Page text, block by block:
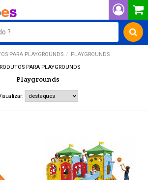
PARA PLAYGROUNDS
PLAYGROUNDS
PARA PLAYGROUNDS
Playgrounds